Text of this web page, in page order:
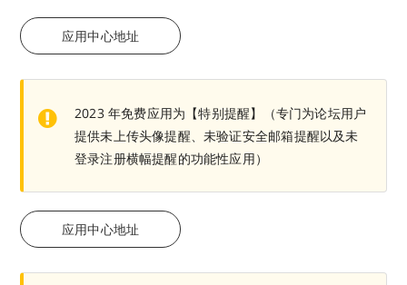
应用中心地址
2023 年免费应用为【特别提醒】（专门为论坛用户
提供未上传头像提醒、未验证安全邮箱提醒以及未
登录注册横幅提醒的功能性应用）
应用中心地址